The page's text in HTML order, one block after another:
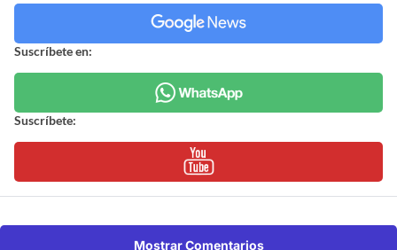
Suscríbete en:
Suscríbete:
Mostrar Comentarios